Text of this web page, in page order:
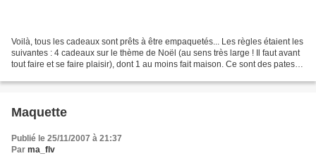
Voilà, tous les cadeaux sont prêts à être empaquetés... Les règles étaient les
suivantes : 4 cadeaux sur le thème de Noël (au sens très large ! Il faut avant
tout faire et se faire plaisir), dont 1 au moins fait maison. Ce sont des pates
Maquette
Publié le 25/11/2007 à 21:37
Par ma_flv